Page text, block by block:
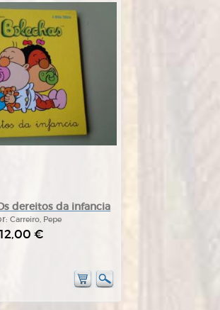
dereitos da infancia
Carreiro, Pepe
12,00 €